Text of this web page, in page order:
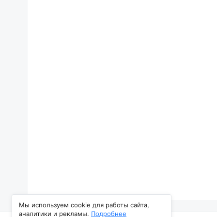
Мы используем cookie для работы сайта,
аналитики и рекламы. Подробнее